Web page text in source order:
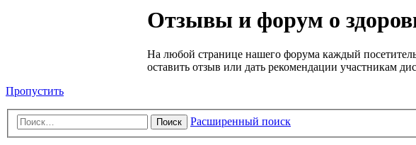
Отзывы и форум о
На любой странице нашего форума каждый
оставить отзыв или дать рекомендации участникам
Пропустить
Поиск Расширенный поиск